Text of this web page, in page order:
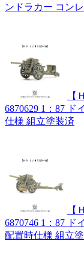
ンドラカー コン
【
6870629 1：87 ド
仕様 組立塗装済
【
6870746 1：87 ド
配置時仕様 組立